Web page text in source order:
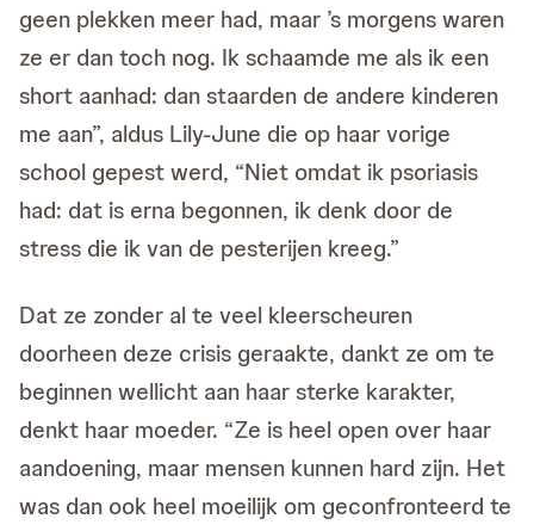
geen plekken meer had, maar ’s morgens waren
ze er dan toch nog. Ik schaamde me als ik een
short aanhad: dan staarden de andere kinderen
me aan”, aldus Lily-June die op haar vorige
school gepest werd, “Niet omdat ik psoriasis
had: dat is erna begonnen, ik denk door de
stress die ik van de pesterijen kreeg.”
Dat ze zonder al te veel kleerscheuren
doorheen deze crisis geraakte, dankt ze om te
beginnen wellicht aan haar sterke karakter,
denkt haar moeder. “Ze is heel open over haar
aandoening, maar mensen kunnen hard zijn. Het
was dan ook heel moeilijk om geconfronteerd te